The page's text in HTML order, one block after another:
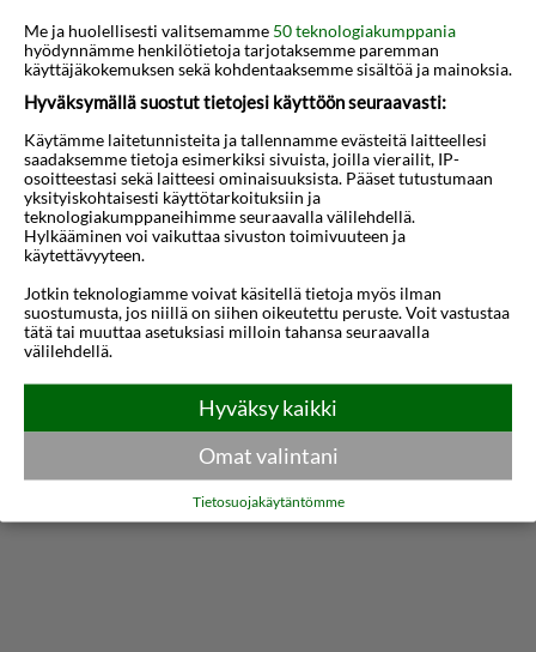
Napsauta tätä nähdäksesi arvosteluja
Tietoja hotellista
Kun arvostat keskustan läheisyyttä, on Evabelle
Napa oikea valinta. Hotelli sijaitsee erinomaisella
paikalla Agia Napan kauppojen, ravintoloiden…
Kartta
Me ja huolellisesti valitsemamme 50 teknologiakumppania
hyödynnämme henkilötietoja tarjotaksemme paremman
käyttäjäkokemuksen sekä kohdentaaksemme sisältöä ja mainoksia.
Hyväksymällä suostut tietojesi käyttöön seuraavasti:
Käytämme laitetunnisteita ja tallennamme evästeitä laitteellesi
saadaksemme tietoja esimerkiksi sivuista, joilla vierailit, IP-
osoitteestasi sekä laitteesi ominaisuuksista. Pääset tutustumaan
yksityiskohtaisesti käyttötarkoituksiin ja
teknologiakumppaneihimme seuraavalla välilehdellä.
Hylkääminen voi vaikuttaa sivuston toimivuuteen ja
käytettävyyteen.
Jotkin teknologiamme voivat käsitellä tietoja myös ilman
suostumusta, jos niillä on siihen oikeutettu peruste. Voit vastustaa
tätä tai muuttaa asetuksiasi milloin tahansa seuraavalla
välilehdellä.
Hyväksy kaikki
Omat valintani
Tietosuojakäytäntömme